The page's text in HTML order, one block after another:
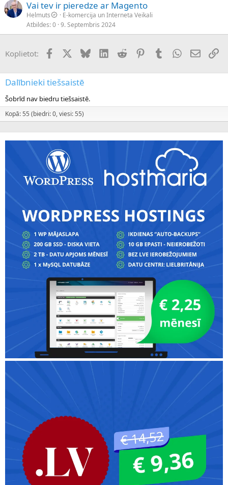
Vai tev ir pieredze ar Magento
Helmuts
E-komercija un Interneta Veikali
Atbildes 0 9. Septembris 2024
Koplietot: FacebookX (Twitter)
BlueskyLinkedInReddit PinterestTumblrWhatsApp
E-pasts
Dalībnieki tiešsaistē
Šobrīd nav biedru tiešsaistē.
Kopā: 55 (biedri: 0, viesi: 55)